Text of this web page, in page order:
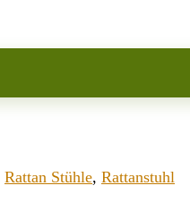
Rattan Stühle, Rattanstuhl